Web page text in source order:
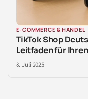
E-COMMERCE & HANDEL
TikTok Shop
Leitfaden für
8. Juli 2025